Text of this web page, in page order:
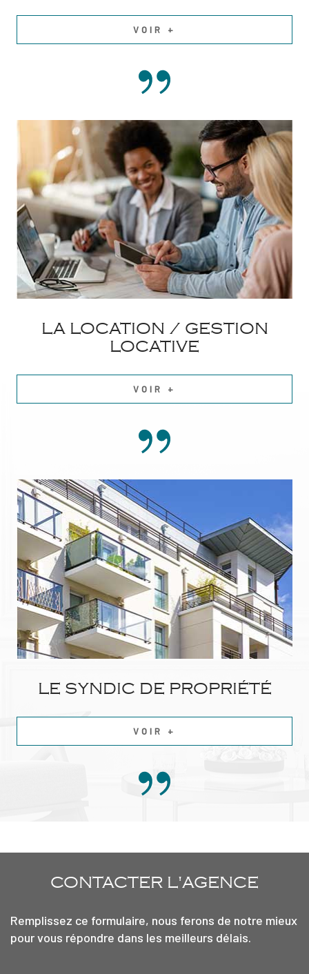
VOIR +
LA LOCATION / GESTION
LOCATIVE
VOIR +
LE SYNDIC DE PROPRIÉTÉ
VOIR +
CONTACTER L'AGENCE
Remplissez ce formulaire, nous ferons de notre mieux
pour vous répondre dans les meilleurs délais.